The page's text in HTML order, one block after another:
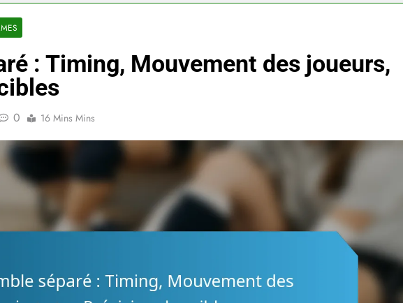
: Timing, Mouvement des joueurs,
0 16 Mins Mins